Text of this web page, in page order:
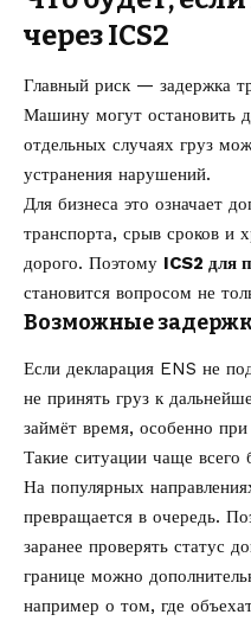
через ICS2
Главный риск — задержка
Машину могут остановить
отдельных случаях груз
устранения нарушений.
Для бизнеса это означает
транспорта, срыв сроков и
дорого. Поэтому ICS2 для
становится вопросом не
Возможные
Если декларация ENS не
не принять груз к
займёт время, особенно
Такие ситуации чаще
На популярных
превращается в очередь.
заранее проверять статус
границе можно
например о том, где